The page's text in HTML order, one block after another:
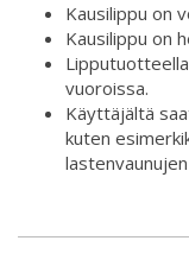
Kausilippu on
Kausilippu on
vuoroissa.
Käyttäjältä
kuten